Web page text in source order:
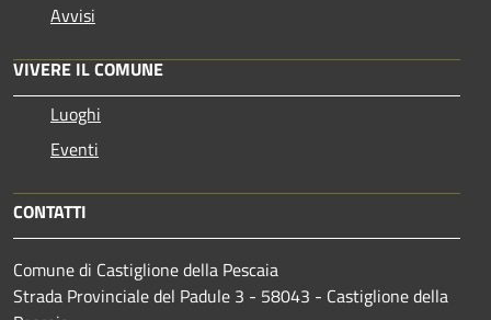
Avvisi
VIVERE IL COMUNE
Luoghi
Eventi
CONTATTI
Comune di Castiglione della Pescaia
Strada Provinciale del Padule 3 - 58043 - Castiglione della